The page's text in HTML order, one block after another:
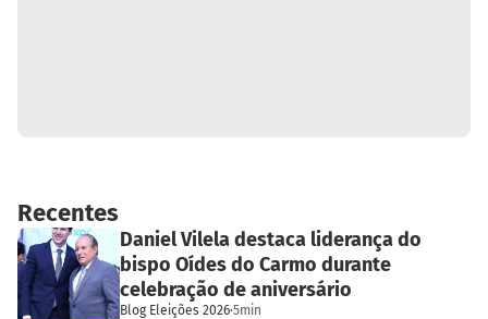
Recentes
Daniel Vilela destaca liderança do
bispo Oídes do Carmo durante
celebração de aniversário
Blog Eleições 2026·5min